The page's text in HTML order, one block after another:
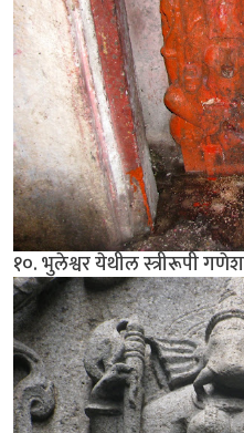
१०. भुलेश्वर येथील स्त्रीरूपी